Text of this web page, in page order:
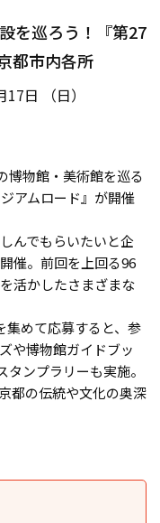
を巡ろう！『第27
都市内各所
日 （日）
博物館・美術館を巡る
アムロード』が開催
んでもらいたいと企
催。前回を上回る96
活かしたさまざまな
集めて応募すると、参
や博物館ガイドブッ
ンプラリーも実施。
都の伝統や文化の奥深